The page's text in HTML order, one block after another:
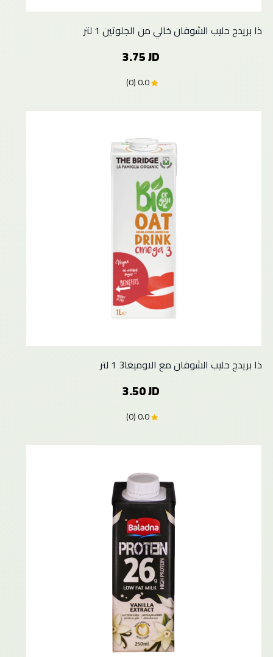
ذا بريدج حليب الشوفان خالي من الجلوتين 1 لتر
3.75 JD
ذا بريدج حليب الشوفان مع الاوميغا3 1 لتر
3.50 JD